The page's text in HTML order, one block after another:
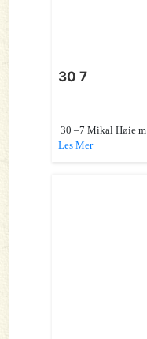
30 7
30 –7 Mikal Høie m
Les Mer